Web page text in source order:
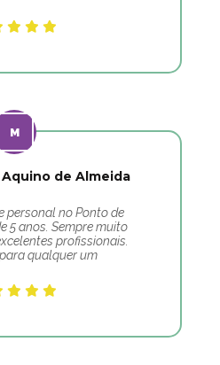
de Almeida
personal no Ponto de
5 anos. Sempre muito
profissionais.
qualquer um